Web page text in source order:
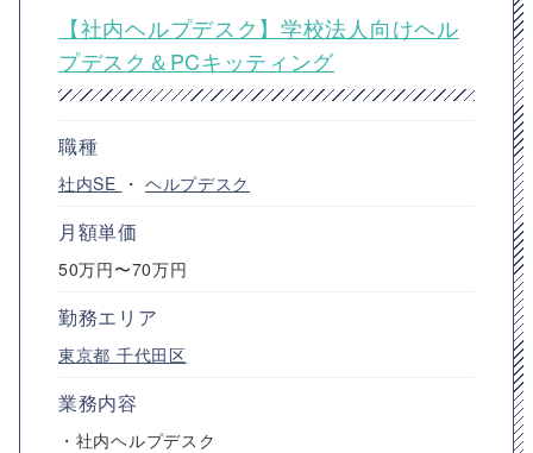
【社内ヘルプデスク】学校法人向けヘル
プデスク＆PCキッティング
職種
社内SE ・ ヘルプデスク
月額単価
50万円〜70万円
勤務エリア
東京都 千代田区
業務内容
・社内ヘルプデスク